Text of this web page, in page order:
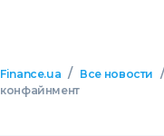
Finance.ua / Все новости /
конфайнмент